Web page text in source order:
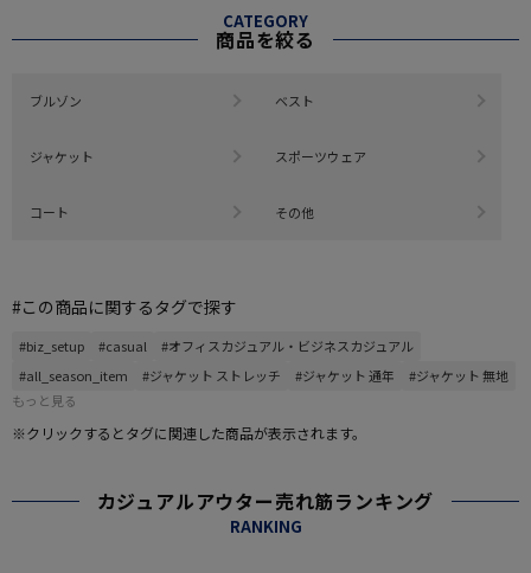
CATEGORY
商品を絞る
ブルゾン ベスト
ジャケット スポーツウェア
コート その他
#この商品に関するタグで探す
#biz_setup #casual
#オフィスカジュアル・ビジネスカジュアル
#all_season_item
#ジャケット ストレッチ #ジャケット 通年
#ジャケット 無地
もっと見る
※クリックするとタグに関連した商品が表示されます。
カジュアルアウター売れ筋ランキング
RANKING